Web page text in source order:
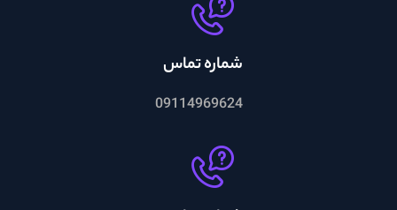
شماره تماس
09114969624